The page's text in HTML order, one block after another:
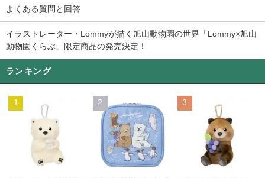
よくある質問と回答
イラストレーター・Lommyが描く旭山動物園の世界「Lommy×旭山
動物園くらぶ」限定商品の発売決定！
ランキング
1 2 3